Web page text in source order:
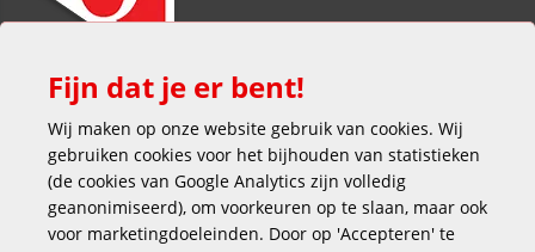
Fijn dat je er bent!
Wij maken op onze website gebruik van cookies. Wij
gebruiken cookies voor het bijhouden van statistieken
(de cookies van Google Analytics zijn volledig
geanonimiseerd), om voorkeuren op te slaan, maar ook
voor marketingdoeleinden. Door op 'Accepteren' te